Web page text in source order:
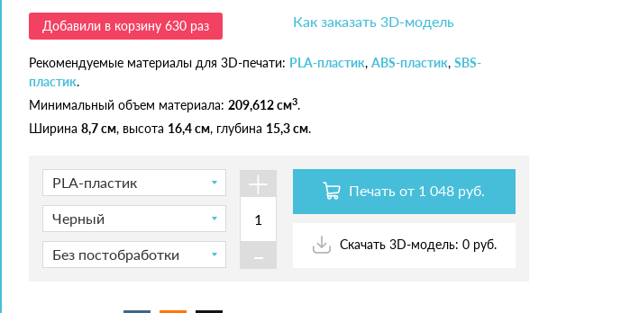
Добавили в корзину 630 раз Как заказать 3D-модель
Рекомендуемые материалы для 3D-печати: PLA-пластик, ABS-пластик, SBS-
пластик.
Минимальный объем материала: 209,612 см3.
Ширина 8,7 см, высота 16,4 см, глубина 15,3 см.
PLA-пластик
Черный
Без постобработки
+
-
Печать от 1 048 руб.
Скачать 3D-модель: 0 руб.